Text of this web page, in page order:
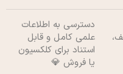
دسترسی به اطلاعات
علمی کامل و قابل
استناد برای کلکسیون
یا فروش 💎